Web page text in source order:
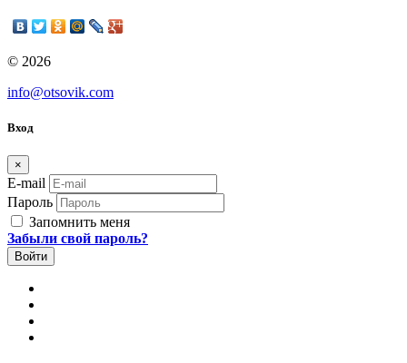
© 2026
info@otsovik.com
Вход
×
E-mail
Пароль
Запомнить меня
Забыли свой пароль?